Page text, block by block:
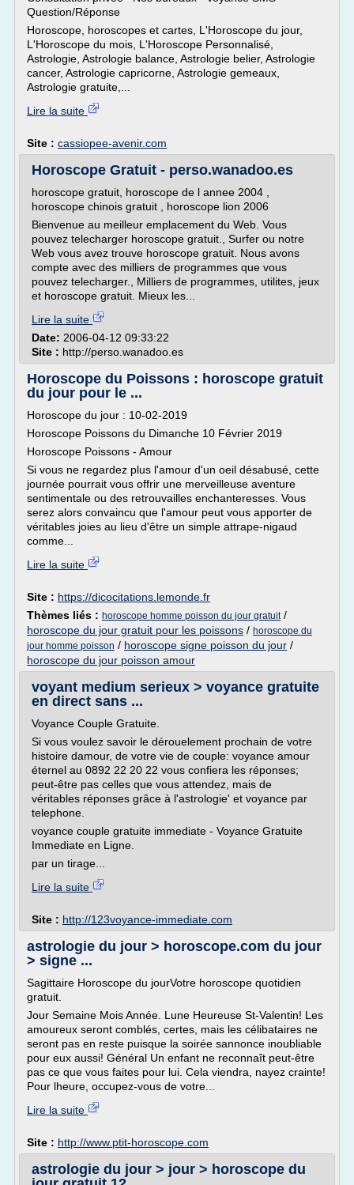
Question/Réponse
Horoscope, horoscopes et cartes, L'Horoscope du jour,
L'Horoscope du mois, L'Horoscope Personnalisé,
Astrologie, Astrologie balance, Astrologie belier, Astrologie
cancer, Astrologie capricorne, Astrologie gemeaux,
Astrologie gratuite,...
Lire la suite
Site : cassiopee-avenir.com
Horoscope Gratuit - perso.wanadoo.es
horoscope gratuit, horoscope de l annee 2004 ,
horoscope chinois gratuit , horoscope lion 2006
Bienvenue au meilleur emplacement du Web. Vous
pouvez telecharger horoscope gratuit., Surfer ou notre
Web vous avez trouve horoscope gratuit. Nous avons
compte avec des milliers de programmes que vous
pouvez telecharger., Milliers de programmes, utilites, jeux
et horoscope gratuit. Mieux les...
Lire la suite
Date: 2006-04-12 09:33:22
Site : http://perso.wanadoo.es
Horoscope du Poissons : horoscope gratuit
du jour pour le ...
Horoscope du jour : 10-02-2019
Horoscope Poissons du Dimanche 10 Février 2019
Horoscope Poissons - Amour
Si vous ne regardez plus l'amour d'un oeil désabusé, cette
journée pourrait vous offrir une merveilleuse aventure
sentimentale ou des retrouvailles enchanteresses. Vous
serez alors convaincu que l'amour peut vous apporter de
véritables joies au lieu d'être un simple attrape-nigaud
comme...
Lire la suite
Site : https://dicocitations.lemonde.fr
Thèmes liés : horoscope homme poisson du jour gratuit/
horoscope du jour gratuit pour les poissons / horoscope du
jour homme poisson / horoscope signe poisson du jour /
horoscope du jour poisson amour
voyant medium serieux > voyance gratuite
en direct sans ...
Voyance Couple Gratuite.
Si vous voulez savoir le dérouelement prochain de votre
histoire damour, de votre vie de couple: voyance amour
éternel au 0892 22 20 22 vous confiera les réponses;
peut-être pas celles que vous attendez, mais de
véritables réponses grâce à l'astrologie' et voyance par
telephone.
voyance couple gratuite immediate - Voyance Gratuite
Immediate en Ligne.
par un tirage...
Lire la suite
Site : http://123voyance-immediate.com
astrologie du jour > horoscope.com du jour
> signe ...
Sagittaire Horoscope du jourVotre horoscope quotidien
gratuit.
Jour Semaine Mois Année. Lune Heureuse St-Valentin! Les
amoureux seront comblés, certes, mais les célibataires ne
seront pas en reste puisque la soirée sannonce inoubliable
pour eux aussi! Général Un enfant ne reconnaît peut-être
pas ce que vous faites pour lui. Cela viendra, nayez crainte!
Pour lheure, occupez-vous de votre...
Lire la suite
Site : http://www.ptit-horoscope.com
astrologie du jour > jour > horoscope du